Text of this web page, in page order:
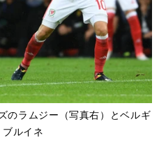
のラムジー（写真右）とベルギ
ルイネ